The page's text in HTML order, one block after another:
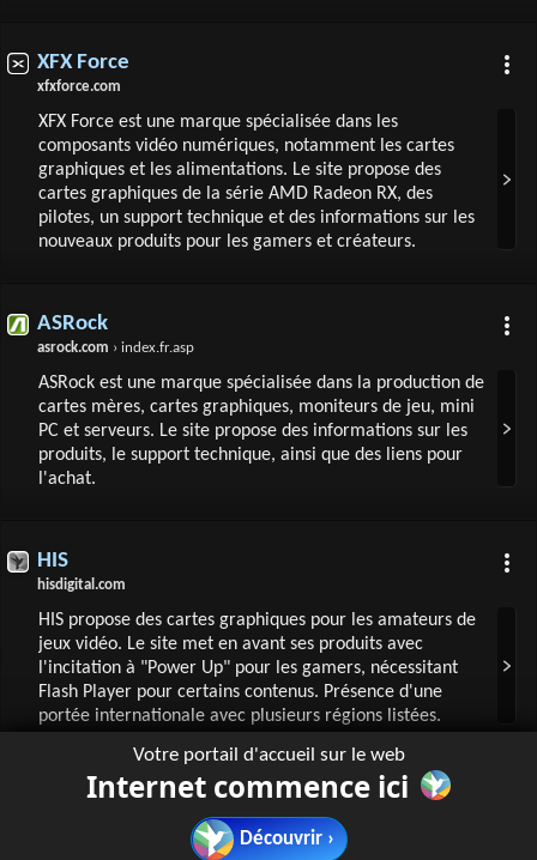
XFX Force
xfxforce.com
XFX Force est une marque spécialisée dans les
composants vidéo numériques, notamment les cartes
graphiques et les alimentations. Le site propose des
cartes graphiques de la série AMD Radeon RX, des
pilotes, un support technique et des informations sur les
nouveaux produits pour les gamers et créateurs.
ASRock
asrock.com › index.fr.asp
ASRock est une marque spécialisée dans la production de
cartes mères, cartes graphiques, moniteurs de jeu, mini
PC et serveurs. Le site propose des informations sur les
produits, le support technique, ainsi que des liens pour
l'achat.
HIS
hisdigital.com
HIS propose des cartes graphiques pour les amateurs de
jeux vidéo. Le site met en avant ses produits avec
l'incitation à "Power Up" pour les gamers, nécessitant
Flash Player pour certains contenus. Présence d'une
portée internationale avec plusieurs régions listées.
Votre portail d'accueil sur le web
Internet commence ici
Découvrir ›